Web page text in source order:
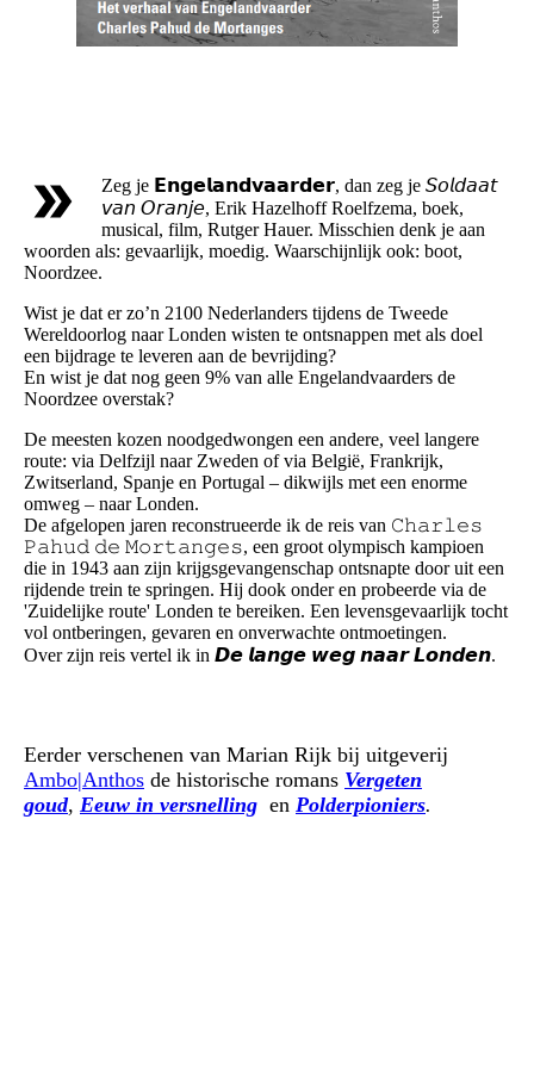
Zeg je 𝗘𝗻𝗴𝗲𝗹𝗮𝗻𝗱𝘃𝗮𝗮𝗿𝗱𝗲𝗿, dan zeg je 𝘚𝘰𝘭𝘥𝘢𝘢𝘵
𝘷𝘢𝘯 𝘖𝘳𝘢𝘯𝘫𝘦, Erik Hazelhoff Roelfzema, boek,
musical, film, Rutger Hauer. Misschien denk je aan
woorden als: gevaarlijk, moedig. Waarschijnlijk ook: boot,
Noordzee.
Wist je dat er zo’n 2100 Nederlanders tijdens de Tweede
Wereldoorlog naar Londen wisten te ontsnappen met als doel
een bijdrage te leveren aan de bevrijding?
En wist je dat nog geen 9% van alle Engelandvaarders de
Noordzee overstak?
De meesten kozen noodgedwongen een andere, veel langere
route: via Delfzijl naar Zweden of via België, Frankrijk,
Zwitserland, Spanje en Portugal – dikwijls met een enorme
omweg – naar Londen.
De afgelopen jaren reconstrueerde ik de reis van 𝙲𝚑𝚊𝚛𝚕𝚎𝚜
𝙿𝚊𝚑𝚞𝚍 𝚍𝚎 𝙼𝚘𝚛𝚝𝚊𝚗𝚐𝚎𝚜, een groot olympisch kampioen
die in 1943 aan zijn krijgsgevangenschap ontsnapte door uit een
rijdende trein te springen. Hij dook onder en probeerde via de
'Zuidelijke route' Londen te bereiken. Een levensgevaarlijk tocht
vol ontberingen, gevaren en onverwachte ontmoetingen.
Over zijn reis vertel ik in 𝘿𝙚 𝙡𝙖𝙣𝙜𝙚 𝙬𝙚𝙜 𝙣𝙖𝙖𝙧 𝙇𝙤𝙣𝙙𝙚𝙣.
Eerder verschenen van Marian Rijk bij uitgeverij
Ambo|Anthos de historische romans Vergeten
goud, Eeuw in versnelling en Polderpioniers.